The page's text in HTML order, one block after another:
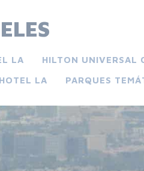
LA HILTON UNIVERSAL
LA
PARQUES